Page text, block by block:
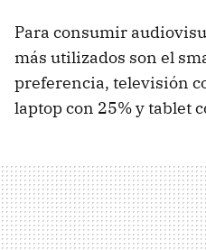
Para consumir
más utilizados son el
preferencia, televisión
laptop con 25% y tablet